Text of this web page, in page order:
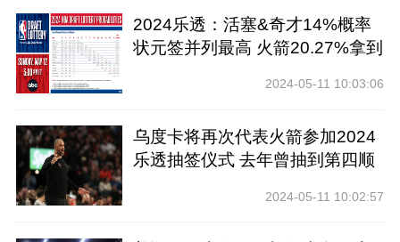
2024乐透：活塞&奇才14%概率
状元签并列最高 火箭20.27%拿到
2024-05-11 10:03:06
乌度卡将再次代表火箭参加2024
乐透抽签仪式 去年曾抽到第四顺
2024-05-11 10:02:57